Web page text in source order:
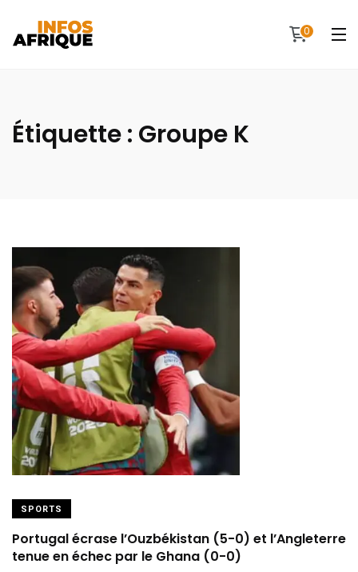
0
Étiquette : Groupe K
SPORTS
Portugal écrase l’Ouzbékistan (5-0) et l’Angleterre
tenue en échec par le Ghana (0-0)